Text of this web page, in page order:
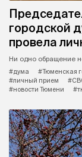
городской
провела
Ни одно обращение
#дума
#Тюменская
#личный прием
#новости Тюмени